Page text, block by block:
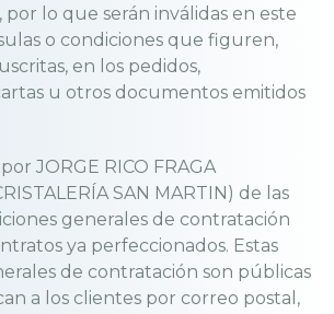
por lo que serán inválidas en este
o condiciones que figuren,
en los pedidos,
u otros documentos emitidos
JORGE RICO FRAGA
SAN MARTIN) de las
generales de contratación
ya perfeccionados. Estas
de contratación son públicas
a los clientes por correo postal,